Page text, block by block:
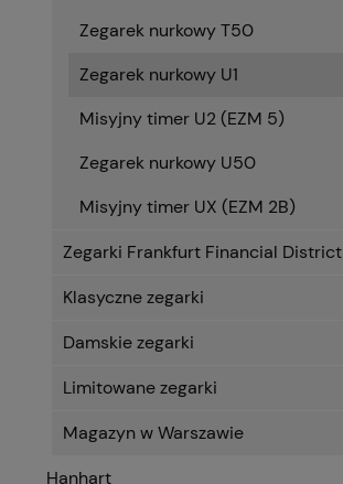
Zegarek nurkowy T50
Zegarek nurkowy U1
Misyjny timer U2 (EZM 5)
Zegarek nurkowy U50
Misyjny timer UX (EZM 2B)
Zegarki Frankfurt Financial District
Klasyczne zegarki
Damskie zegarki
Limitowane zegarki
Magazyn w Warszawie
Hanhart